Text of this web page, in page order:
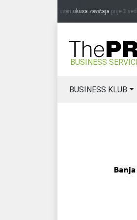
MIĆANOVIĆ: Čuvari ukusa zavičajaprije 3 sedmice
BUSINESS
BUSINESS KLUB